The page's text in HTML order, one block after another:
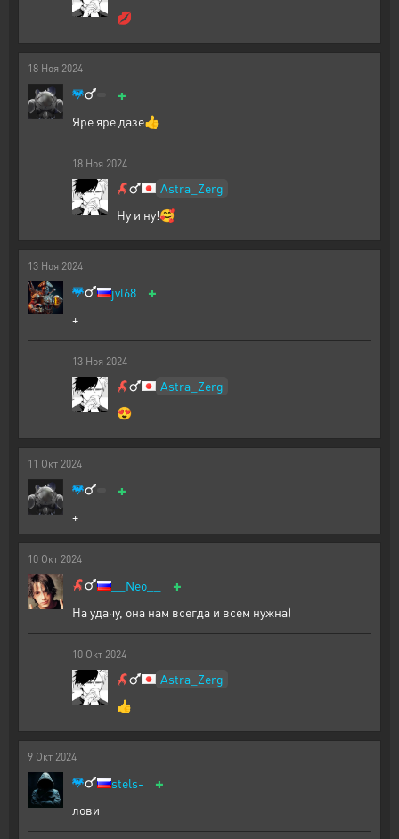
💋
18 Ноя 2024
+
Яре яре дазе👍
18 Ноя 2024
Astra_Zerg
Ну и ну!🥰
13 Ноя 2024
jvl68 +
+
13 Ноя 2024
Astra_Zerg
😍
11 Окт 2024
+
+
10 Окт 2024
__Neo__ +
На удачу, она нам всегда и всем нужна)
10 Окт 2024
Astra_Zerg
👍
9 Окт 2024
stels- +
лови